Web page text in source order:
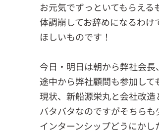
お元気でずっといてもらえる
体調崩してお辞めになるわ
ほしいものです！
今日・明日は朝から弊社会
途中から弊社顧問も参加して
現状、新船源栄丸と会社改
バタバタなのですがそちら
インターンシップどうにかし